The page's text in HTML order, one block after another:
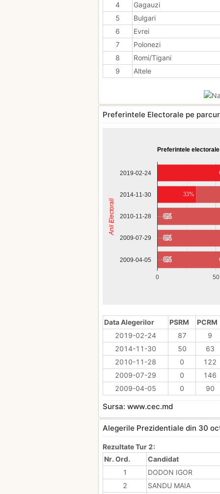
4
Gagauzi
5
Bulgari
6
Evrei
7
Polonezi
8
Romi/Tigani
9
Altele
Preferintele Electorale pe
Preferintele
0 50
2019-02-24
2014-11-30
2010-11-28
2009-07-29
2009-04-05
33%
0%
0%
0%
0%
0%
0%
Anii Electorali
Data Alegerilor PSRM
PCRM
2019-02-24
87
9
2014-11-30
50
63
2010-11-28
0
122
2009-07-29
0
146
2009-04-05
0 90
Sursa: www.cec.md
Alegerile Prezidentiale din 30
Rezultate Tur 2:
Nr. Ord.
Candidat
1
DODON IGOR
2
SANDU MAIA